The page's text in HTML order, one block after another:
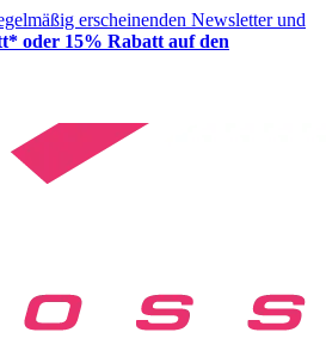
erscheinenden Newsletter und
oder 15% Rabatt auf den